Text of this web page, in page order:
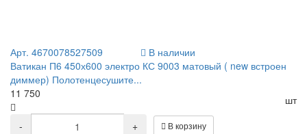
Арт. 4670078527509
В наличии
Ватикан П6 450х600 электро КС 9003 матовый ( new встроен
диммер) Полотенцесушите...
11 750
шт
-
+ В корзину